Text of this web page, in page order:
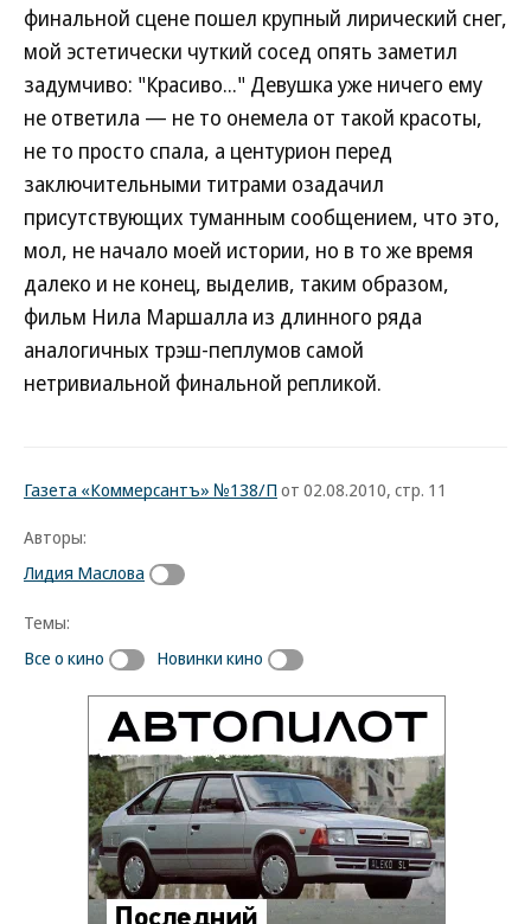
финальной сцене пошел крупный лирический снег,
мой эстетически чуткий сосед опять заметил
задумчиво: "Красиво..." Девушка уже ничего ему
не ответила — не то онемела от такой красоты,
не то просто спала, а центурион перед
заключительными титрами озадачил
присутствующих туманным сообщением, что это,
мол, не начало моей истории, но в то же время
далеко и не конец, выделив, таким образом,
фильм Нила Маршалла из длинного ряда
аналогичных трэш-пеплумов самой
нетривиальной финальной репликой.
Газета «Коммерсантъ» №138/П от 02.08.2010, стр. 11
Авторы:
Лидия Маслова
Темы:
Все о кино
Новинки кино